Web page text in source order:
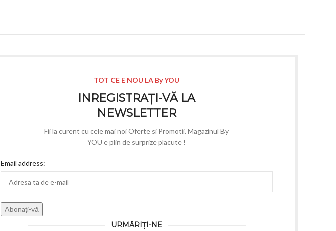
TOT CE E NOU LA By YOU
INREGISTRAȚI-VĂ LA
NEWSLETTER
Fii la curent cu cele mai noi Oferte si Promotii. Magazinul By
YOU e plin de surprize placute !
Email address:
URMĂRIȚI-NE